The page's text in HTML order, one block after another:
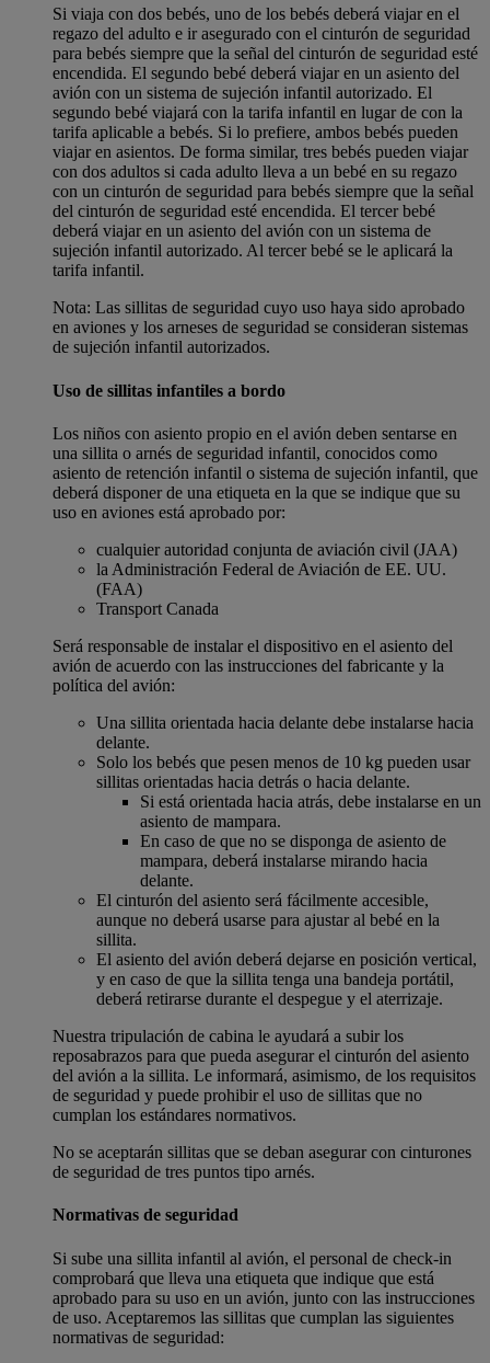
Si viaja con dos bebés, uno de los bebés deberá viajar en el
regazo del adulto e ir asegurado con el cinturón de seguridad
para bebés siempre que la señal del cinturón de seguridad esté
encendida. El segundo bebé deberá viajar en un asiento del
avión con un sistema de sujeción infantil autorizado. El
segundo bebé viajará con la tarifa infantil en lugar de con la
tarifa aplicable a bebés. Si lo prefiere, ambos bebés pueden
viajar en asientos. De forma similar, tres bebés pueden viajar
con dos adultos si cada adulto lleva a un bebé en su regazo
con un cinturón de seguridad para bebés siempre que la señal
del cinturón de seguridad esté encendida. El tercer bebé
deberá viajar en un asiento del avión con un sistema de
sujeción infantil autorizado. Al tercer bebé se le aplicará la
tarifa infantil.
Nota: Las sillitas de seguridad cuyo uso haya sido aprobado
en aviones y los arneses de seguridad se consideran sistemas
de sujeción infantil autorizados.
Uso de sillitas infantiles a bordo
Los niños con asiento propio en el avión deben sentarse en
una sillita o arnés de seguridad infantil, conocidos como
asiento de retención infantil o sistema de sujeción infantil, que
deberá disponer de una etiqueta en la que se indique que su
uso en aviones está aprobado por:
cualquier autoridad conjunta de aviación civil (JAA)
la Administración Federal de Aviación de EE. UU.
(FAA)
Transport Canada
Será responsable de instalar el dispositivo en el asiento del
avión de acuerdo con las instrucciones del fabricante y la
política del avión:
Una sillita orientada hacia delante debe instalarse hacia
delante.
Solo los bebés que pesen menos de 10 kg pueden usar
sillitas orientadas hacia detrás o hacia delante.
Si está orientada hacia atrás, debe instalarse en un
asiento de mampara.
En caso de que no se disponga de asiento de
mampara, deberá instalarse mirando hacia
delante.
El cinturón del asiento será fácilmente accesible,
aunque no deberá usarse para ajustar al bebé en la
sillita.
El asiento del avión deberá dejarse en posición vertical,
y en caso de que la sillita tenga una bandeja portátil,
deberá retirarse durante el despegue y el aterrizaje.
Nuestra tripulación de cabina le ayudará a subir los
reposabrazos para que pueda asegurar el cinturón del asiento
del avión a la sillita. Le informará, asimismo, de los requisitos
de seguridad y puede prohibir el uso de sillitas que no
cumplan los estándares normativos.
No se aceptarán sillitas que se deban asegurar con cinturones
de seguridad de tres puntos tipo arnés.
Normativas de seguridad
Si sube una sillita infantil al avión, el personal de check-in
comprobará que lleva una etiqueta que indique que está
aprobado para su uso en un avión, junto con las instrucciones
de uso. Aceptaremos las sillitas que cumplan las siguientes
normativas de seguridad: